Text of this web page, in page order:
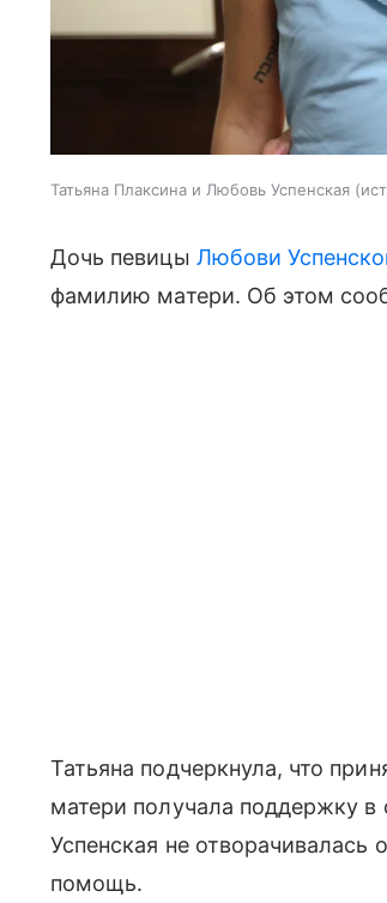
Татьяна Плаксина и Любовь Успенская
Дочь певицы Любови
фамилию матери. Об этом
Татьяна подчеркнула, что
матери получала поддержку
Успенская не отворачивалась
помощь.